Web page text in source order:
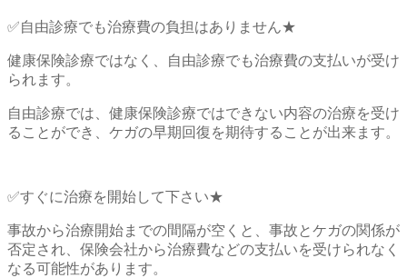
✅自由診療でも治療費の負担はありません★
健康保険診療ではなく、自由診療でも治療費の支払いが受け
られます。
自由診療では、健康保険診療ではできない内容の治療を受け
ることができ、ケガの早期回復を期待することが出来ます。
✅すぐに治療を開始して下さい★
事故から治療開始までの間隔が空くと、事故とケガの関係が
否定され、保険会社から治療費などの支払いを受けられなく
なる可能性があります。